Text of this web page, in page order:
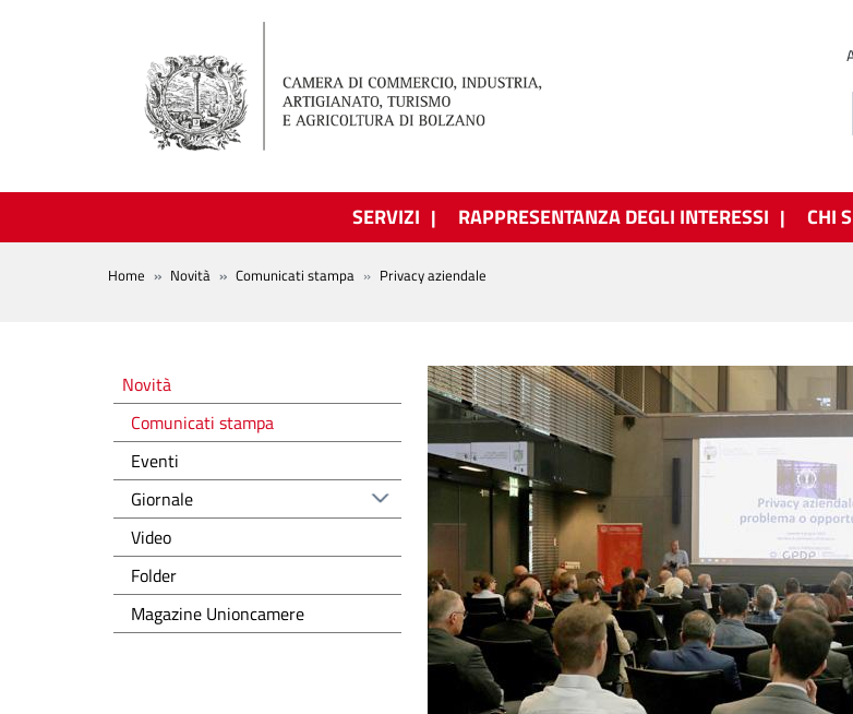
SERVIZI RAPPRESENTANZA DEGLI INTERESSI CHI
BREADCRUMB
Home Novità Comunicati stampa Privacy aziendale
Novità
Novità
Comunicati stampa
Eventi
Giornale
Video
Folder
Magazine Unioncamere